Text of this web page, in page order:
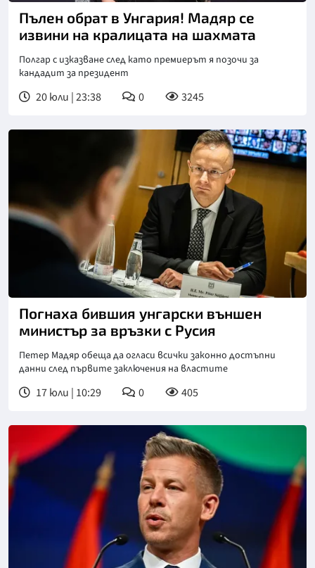
Пълен обрат в Унгария! Мадяр се
извини на кралицата на шахмата
Полгар с изказване след като премиерът я позочи за
кандадит за президент
20 юли | 23:38 0 3245
Погнаха бившия унгарски външен
министър за връзки с Русия
Петер Мадяр обеща да огласи всички законно достъпни
данни след първите заключения на властите
17 юли | 10:29 0 405